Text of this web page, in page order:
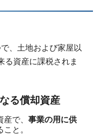
、土地および家屋以
る資産に課税されま
る償却資産
で、 事業の用に供
と。